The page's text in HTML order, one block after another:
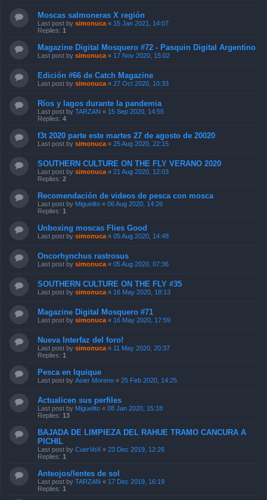
Moscas salmoneras X región
Last post by simonuca « 15 Jan 2021, 14:07
Replies: 1
Magazine Digital Mosquero #72 - Pasquin Digital Argentino
Last post by simonuca « 17 Nov 2020, 15:02
Edición #66 de Catch Magazine
Last post by simonuca « 27 Oct 2020, 10:33
Ríos y lagos durante la pandemia
Last post by TARZAN « 15 Sep 2020, 14:55
Replies: 4
f3t 2020 parte este martes 27 de agosto de 20020
Last post by simonuca « 25 Aug 2020, 22:15
SOUTHERN CULTURE ON THE FLY VERANO 2020
Last post by simonuca « 21 Aug 2020, 12:03
Replies: 2
Recomendación de videos de pesca con mosca
Last post by Miguelito « 06 Aug 2020, 14:26
Replies: 1
Unboxing moscas Flies Good
Last post by simonuca « 05 Aug 2020, 14:48
Oncorhynchus rastrosus
Last post by simonuca « 05 Aug 2020, 07:36
SOUTHERN CULTURE ON THE FLY #35
Last post by simonuca « 16 May 2020, 18:13
Magazine Digital Mosquero #71
Last post by simonuca « 16 May 2020, 17:59
Nueva Interfaz del foro!
Last post by simonuca « 11 May 2020, 20:37
Replies: 1
Pesca en Iquique
Last post by Asier Moreno « 25 Feb 2020, 14:25
Actualicen sus perfiles
Last post by Miguelito « 08 Jan 2020, 15:18
Replies: 13
BAJADA DE LIMPIEZA DEL RAHUE TRAMO CANCURA A
PICHIL
Last post by CuerVoX « 23 Dec 2019, 12:26
Replies: 1
Anteojos/lentes de sol
Last post by TARZAN « 17 Dec 2019, 16:19
Replies: 1